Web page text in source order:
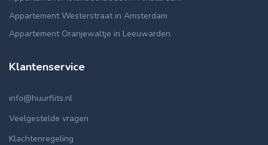
Appartement Westerstraat in Amsterdam
Appartement Oranjewaltje in Leeuwarden
Klantenservice
info@huurflits.nl
Veelgestelde vragen
Klachtenregeling